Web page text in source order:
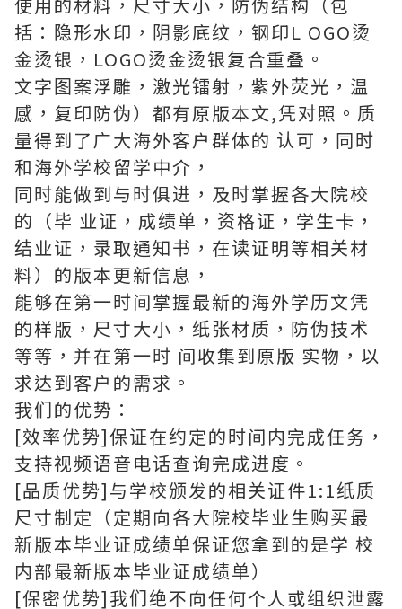
括：隐形水印，阴影底纹，钢印L OGO烫
金烫银，LOGO烫金烫银复合重叠。
文字图案浮雕，激光镭射，紫外荧光，温
感，复印防伪）都有原版本文,凭对照。质
量得到了广大海外客户群体的 认可，同时
和海外学校留学中介，
同时能做到与时俱进，及时掌握各大院校
的（毕 业证，成绩单，资格证，学生卡，
结业证，录取通知书，在读证明等相关材
料）的版本更新信息，
能够在第一时间掌握最新的海外学历文凭
的样版，尺寸大小，纸张材质，防伪技术
等等，并在第一时 间收集到原版 实物，以
求达到客户的需求。
我们的优势：
[效率优势]保证在约定的时间内完成任务，
支持视频语音电话查询完成进度。
[品质优势]与学校颁发的相关证件1:1纸质
尺寸制定（定期向各大院校毕业生购买最
新版本毕业证成绩单保证您拿到的是学 校
内部最新版本毕业证成绩单）
[保密优势]我们绝不向任何个人或组织泄露